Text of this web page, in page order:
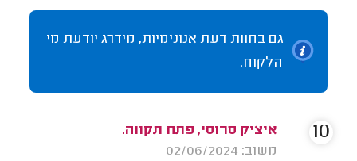
גם בחוות דעת אנונימיות, מידרג יודעת מי
הלקוח.
איציק סרוסי, פתח תקווה.
משוב: 02/06/2024
10